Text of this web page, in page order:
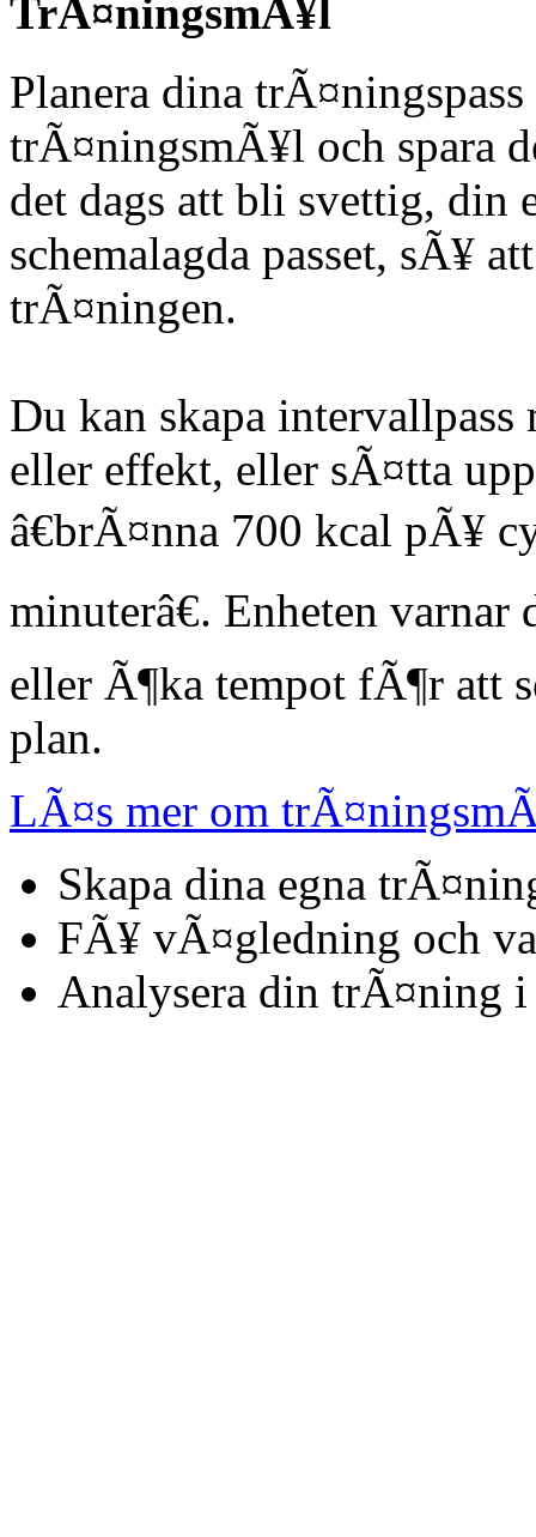
TrÃ¤ningsmÃ¥l
Planera dina
trÃ¤ningsmÃ¥l och spara
det dags att bli svettig, din
schemalagda passet, sÃ¥
trÃ¤ningen.
Du kan skapa
eller effekt, eller sÃ¤tta
â€brÃ¤nna 700 kcal pÃ¥
minuterâ€. Enheten
eller Ã¶ka tempot fÃ¶r att
plan.
LÃ¤s mer om
Skapa dina egna
FÃ¥ vÃ¤gledning och
Analysera din trÃ¤ning